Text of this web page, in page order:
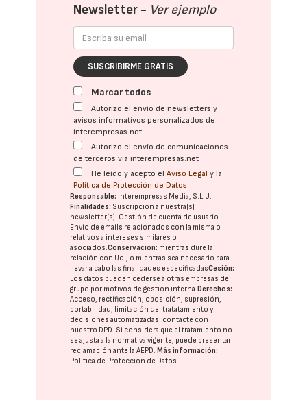
Newsletter - Ver ejemplo
SUSCRIBIRME GRATIS
Marcar todos
Autorizo el envío de newsletters y
avisos informativos personalizados de
interempresas.net
Autorizo el envío de comunicaciones
de terceros vía interempresas.net
He leído y acepto elAviso Legal y la
Política de Protección de Datos
Responsable: Interempresas Media, S.L.U.
Finalidades: Suscripción a nuestra(s)
newsletter(s). Gestión de cuenta de usuario.
Envío de emails relacionados con la misma o
relativos a intereses similares o
asociados.Conservación: mientras dure la
relación con Ud., o mientras sea necesario para
llevar a cabo las finalidades especificadasCesión:
Los datos pueden cederse a otras empresas del
grupo por motivos de gestión interna. Derechos:
Acceso, rectificación, oposición, supresión,
portabilidad, limitación del tratatamiento y
decisiones automatizadas: contacte con
nuestro DPD. Si considera que el tratamiento no
se ajusta a la normativa vigente, puede presentar
reclamación ante laAEPD. Más información:
Política de Protección de Datos